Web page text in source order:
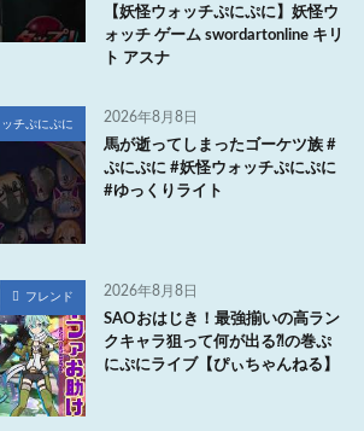
【妖怪ウォッチぷにぷに】妖怪ウ
ォッチ ゲーム swordartonline キリ
ト アスナ
チぷにぷに 2026年8月8日
馬が逝ってしまったゴーケツ族 #
ぷにぷに #妖怪ウォッチぷにぷに
#ゆっくりライト
フレンド 2026年8月8日
SAOおはじき！最強揃いの高ラン
クキャラ狙って何が出る⁈の巻ぷ
にぷにライブ【ぴぃちゃんねる】